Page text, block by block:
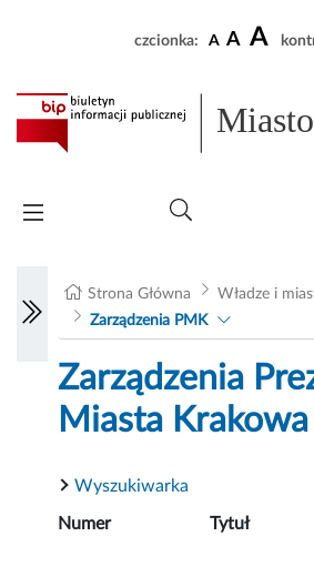
czcionka: A A A
Strona Główna Władze i
Zarządzenia PMK
Zarządzenia
Miasta Krakowa
Wyszukiwarka
Numer Tytuł